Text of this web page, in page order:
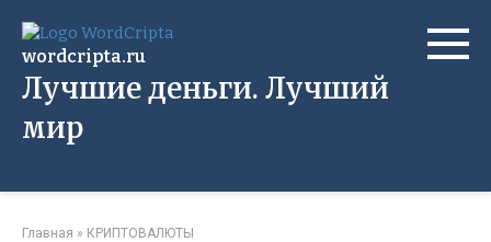
контенту
wordcripta.ru
Лучшие деньги. Лучший
мир
Главная » КРИПТОВАЛЮТЫ